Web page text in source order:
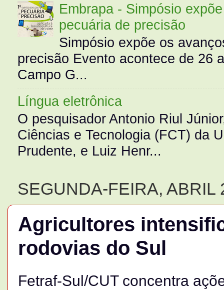
Embrapa - Simpósio
pecuária de precisão
Simpósio expõe os
precisão Evento acontece de 26
Campo G...
Língua eletrônica
O pesquisador Antonio Riul
Ciências e Tecnologia (FCT) da
Prudente, e Luiz Henr...
SEGUNDA-FEIRA, ABRIL
Agricultores
rodovias do Sul
Fetraf-Sul/CUT concentra